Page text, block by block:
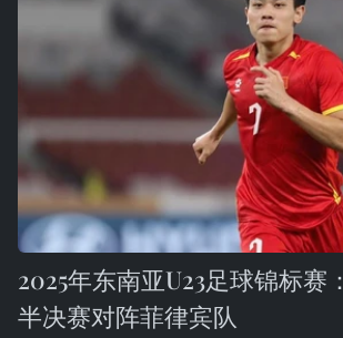
2025年东南亚U23足球锦标赛
半决赛对阵菲律宾队